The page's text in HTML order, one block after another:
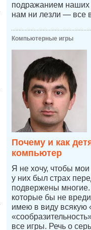
подражанием наших
нам ни лезли — все
Компьютерные игры
Почему и как
компьютер
Я не хочу, чтобы
у них был страх
подвержены многие.
которые бы не
имею в виду всякую
все игры. Речь о